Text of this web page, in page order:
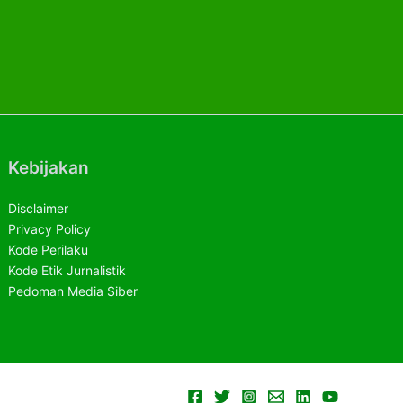
Kebijakan
Disclaimer
Privacy Policy
Kode Perilaku
Kode Etik Jurnalistik
Pedoman Media Siber